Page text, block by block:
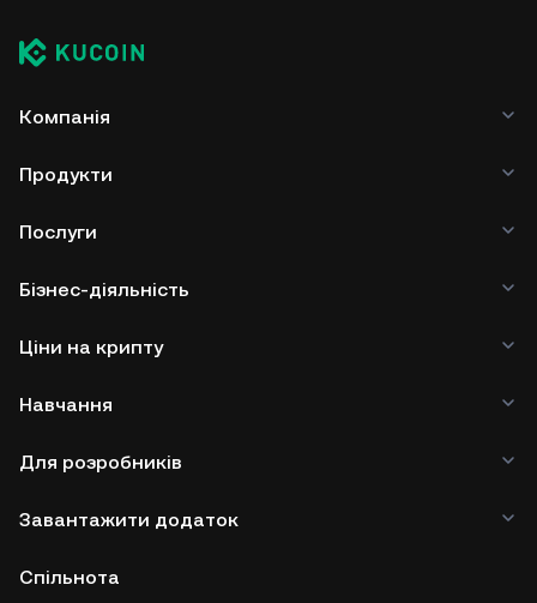
Компанія
Продукти
Послуги
Бізнес-діяльність
Ціни на крипту
Навчання
Для розробників
Завантажити додаток
Спільнота